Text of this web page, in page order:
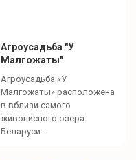
Агроусадьба "У
Малгожаты"
Агроусадьба «У
Малгожаты» расположена
в вблизи самого
живописного озера
Беларуси...